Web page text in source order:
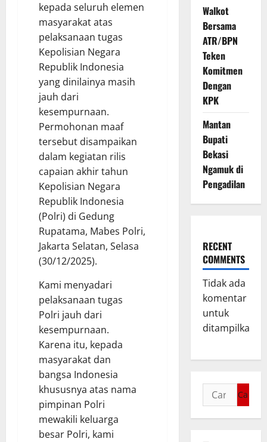
kepada seluruh elemen
masyarakat atas
pelaksanaan tugas
Kepolisian Negara
Republik Indonesia
yang dinilainya masih
jauh dari
kesempurnaan.
Permohonan maaf
tersebut disampaikan
dalam kegiatan rilis
capaian akhir tahun
Kepolisian Negara
Republik Indonesia
(Polri) di Gedung
Rupatama, Mabes Polri,
Jakarta Selatan, Selasa
(30/12/2025).
Kami menyadari
pelaksanaan tugas
Polri jauh dari
kesempurnaan.
Karena itu, kepada
masyarakat dan
bangsa Indonesia
khususnya atas nama
pimpinan Polri
mewakili keluarga
besar Polri, kami
Walkot
Bersama
ATR/BPN
Teken
Komitmen
Dengan
KPK
Mantan
Bupati
Bekasi
Ngamuk di
Pengadilan
RECENT
COMMENTS
Tidak ada
komentar
untuk
ditampilkan.